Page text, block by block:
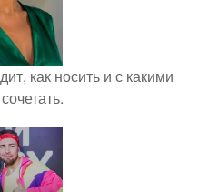
как носить и с какими